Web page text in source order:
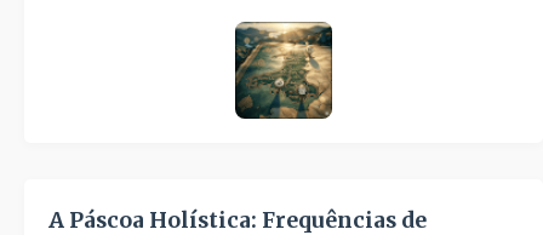
A Páscoa Holística: Frequências de